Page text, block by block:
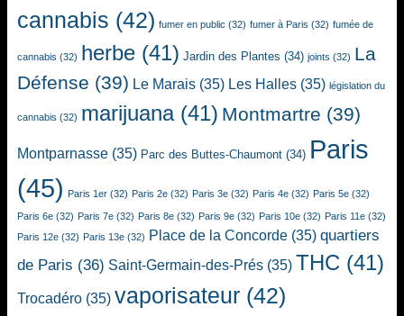
cannabis (42) fumer en public (32) fumer à Paris (32) fumée de
cannabis (32) herbe (41) Jardin des Plantes (34) joints (32) La
Défense (39) Le Marais (35) Les Halles (35) législation du
cannabis (32) marijuana(41) Montmartre (39)
Montparnasse (35) Parc des Buttes-Chaumont (34) Paris
(45) Paris 1er (32) Paris 2e (32) Paris 3e (32) Paris 4e (32) Paris 5e (32)
Paris 6e (32) Paris 7e (32) Paris 8e (32) Paris 9e (32) Paris 10e (32) Paris 11e (32)
Paris 12e (32) Paris 13e (32) Place de la Concorde (35) quartiers
de Paris (36) Saint-Germain-des-Prés (35) THC (41)
Trocadéro (35) vaporisateur (42)